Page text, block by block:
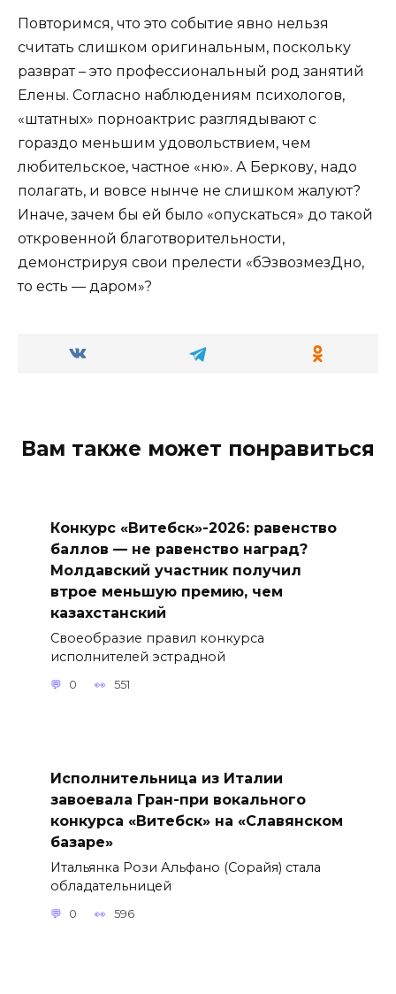
Повторимся, что это событие явно нельзя
считать слишком оригинальным, поскольку
разврат – это профессиональный род занятий
Елены. Согласно наблюдениям психологов,
«штатных» порноактрис разглядывают с
гораздо меньшим удовольствием, чем
любительское, частное «ню». А Беркову, надо
полагать, и вовсе нынче не слишком жалуют?
Иначе, зачем бы ей было «опускаться» до такой
откровенной благотворительности,
демонстрируя свои прелести «бЭзвозмезДно,
то есть — даром»?
Вам также может понравиться
Конкурс «Витебск»-2026: равенство
баллов — не равенство наград?
Молдавский участник получил
втрое меньшую премию, чем
казахстанский
Своеобразие правил конкурса
исполнителей эстрадной
0 551
Исполнительница из Италии
завоевала Гран-при вокального
конкурса «Витебск» на «Славянском
базаре»
Итальянка Рози Альфано (Сорайя) стала
обладательницей
0 596